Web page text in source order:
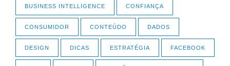
BUSINESS INTELLIGENCE CONFIANÇA
CONSUMIDOR CONTEÚDO DADOS
DESIGN DICAS ESTRATÉGIA FACEBOOK